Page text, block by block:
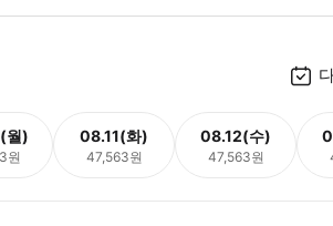
월)
원
08.11(화)
47,563원
08.12(수)
47,563원